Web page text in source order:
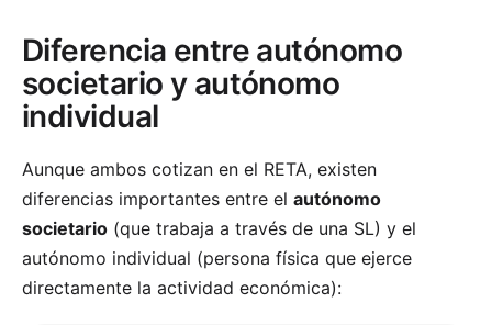
Diferencia entre autónomo
societario y autónomo
individual
Aunque ambos cotizan en el RETA, existen
diferencias importantes entre el autónomo
societario (que trabaja a través de una SL) y el
autónomo individual (persona física que ejerce
directamente la actividad económica):